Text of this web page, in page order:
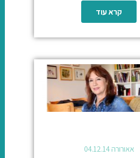
קרא עוד
אאורורה 04.12.14